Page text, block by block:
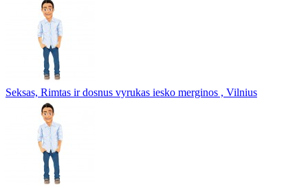
Seksas, Rimtas ir dosnus vyrukas iesko merginos , Vilnius